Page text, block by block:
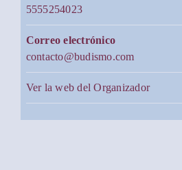
5555254023
Correo electrónico
contacto@budismo.com
Ver la web del Organizador